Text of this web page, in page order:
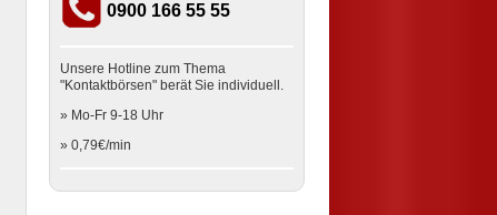
0900 166 55 55
Unsere Hotline zum Thema
"Kontaktbörsen" berät Sie individuell.
» Mo-Fr 9-18 Uhr
» 0,79€/min